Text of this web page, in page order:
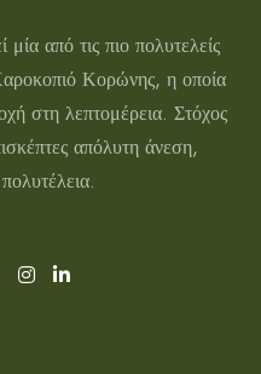
από τις πιο πολυτελείς
Κορώνης, η οποία
στη λεπτομέρεια. Στόχος
απόλυτη άνεση,